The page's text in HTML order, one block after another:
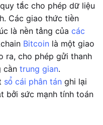
tắc cho phép dữ liệu
Các giao thức tiền
là nền tảng của các
Bitcoin là một giao
ra, cho phép gửi thanh
cần trung gian.
sổ cái phân tán ghi lại
bởi sức mạnh tính toán